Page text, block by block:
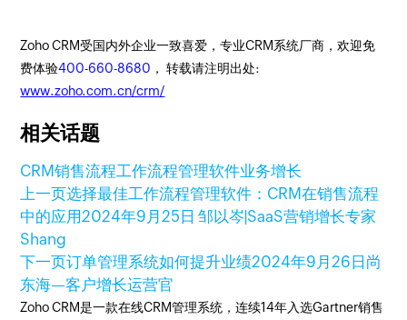
Zoho CRM受国内外企业一致喜爱，专业CRM系统厂商，欢迎免
费体验400-660-8680 ， 转载请注明出处:
www.zoho.com.cn/crm/
相关话题
CRM销售流程工作流程管理软件业务增长
上一页选择最佳工作流程管理软件：CRM在销售流程
中的应用2024年9月25日 邹以岑|SaaS营销增长专家
Shang
下一页订单管理系统如何提升业绩2024年9月26日 尚
东海—客户增长运营官
Zoho CRM是一款在线CRM管理系统，连续14年入选Gartner销售